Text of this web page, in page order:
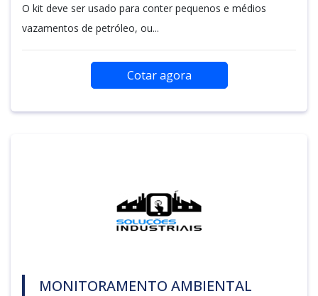
O kit deve ser usado para conter pequenos e médios
vazamentos de petróleo, ou...
Cotar agora
MONITORAMENTO AMBIENTAL